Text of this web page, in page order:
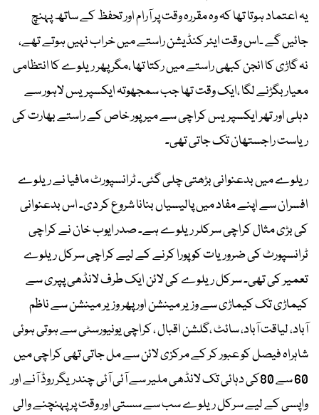
یہ اعتماد ہوتا تھا کہ وہ مقررہ وقت پر آرام اور تحفظ کے ساتھ پہنچ
جائیں گے ۔اس وقت ایئر کنڈیشن راستے میں خراب نہیں ہوتے تھے،
نہ گاڑی کا انجن کبھی راستے میں رکتا تھا ،مگر پھر ریلوے کا انتظامی
معیار بگڑنے لگا ،ایک وقت تھا جب سمجھوتہ ایکسپریس لاہور سے
دہلی اور تھر ایکسپریس کراچی سے میر پور خاص کے راستے بھارت کی
ریاست راجستھان تک جاتی تھی۔
ریلوے میں بدعنوانی بڑھتی چلی گئی۔ ٹرانسپورٹ مافیا نے ریلوے
افسران سے اپنے مفاد میں پالیسیاں بنانا شروع کر دی۔ اس بدعنوانی
کی بڑی مثال کراچی سرکلر ریلوے ہے۔ صدر ایوب خان نے کراچی
ٹرانسپورٹ کی ضروریات کو پورا کرنے کے لیے کراچی سرکل ریلوے
تعمیر کی تھی۔ سرکل ریلوے کی لائن ایک طرف لانڈھی پپری سے
کیماڑی تک کیماڑی سے وزیر مینشن اور پھر وزیر مینشن سے ناظم
آباد، لیاقت آباد، سائٹ ،گلشن اقبال ، کراچی یونیورسٹی سے ہوتی ہوئی
شاہراہ فیصل کو عبور کر کے مرکزی لائن سے مل جاتی تھی کراچی میں
60 سے 80کی دہائی تک لانڈھی ملیر سے آئی آئی چندریگر روڈ آنے اور
واپسی کے لیے سرکل ریلوے سب سے سستی اور وقت پر پہنچنے والی